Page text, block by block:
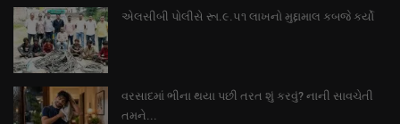
એલસીબી પોલીસે રૂા.૯.૫૧ લાખનો મુદ્દામાલ કબજે કર્યો
વરસાદમાં ભીના થયા પછી તરત શું કરવું? નાની સાવચેતી
તમને...